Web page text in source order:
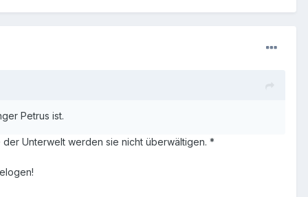
Petrus ist.
der Unterwelt werden sie nicht überwältigen. *